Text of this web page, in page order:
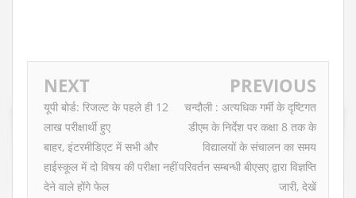
NEXT
यूपी बोर्ड: रिजल्ट के पहले ही 12
लाख परीक्षार्थी हुए
बाहर, इंटरमीडिएट में सभी और
हाईस्कूल में दो विषय की परीक्षा नहीं
देने वाले होंगे फेल
PREVIOUS
चन्दौली : अत्यधिक गर्मी के दृष्टिगत
डीएम के निर्देश पर कक्षा 8 तक के
विद्यालयों के संचालन का समय
परिवर्तन सम्बन्धी बीएसए द्वारा विज्ञप्ति
जारी, देखें